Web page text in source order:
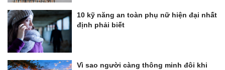
10 kỹ năng an toàn phụ nữ hiện đại nhất
định phải biết
Vì sao người càng thông minh đôi khi